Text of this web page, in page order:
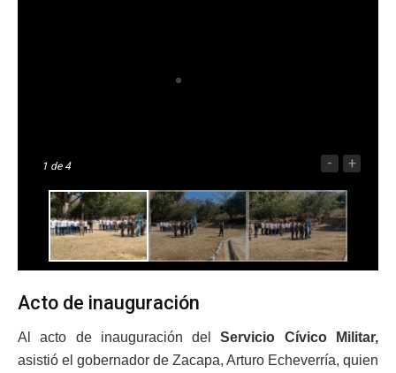
1 de 4 - +
Acto de inauguración
Al acto de inauguración delServicio Cívico Militar,
asistió el gobernador de Zacapa, Arturo Echeverría, quien